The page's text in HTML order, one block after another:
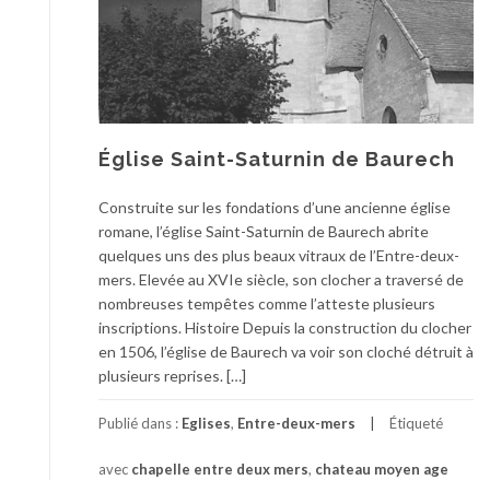
Église Saint-Saturnin de Baurech
Construite sur les fondations d’une ancienne église
romane, l’église Saint-Saturnin de Baurech abrite
quelques uns des plus beaux vitraux de l’Entre-deux-
mers. Elevée au XVIe siècle, son clocher a traversé de
nombreuses tempêtes comme l’atteste plusieurs
inscriptions. Histoire Depuis la construction du clocher
en 1506, l’église de Baurech va voir son cloché détruit à
plusieurs reprises. […]
Publié dans : Eglises, Entre-deux-mers Étiqueté
avec chapelle entre deux mers, chateau moyen age